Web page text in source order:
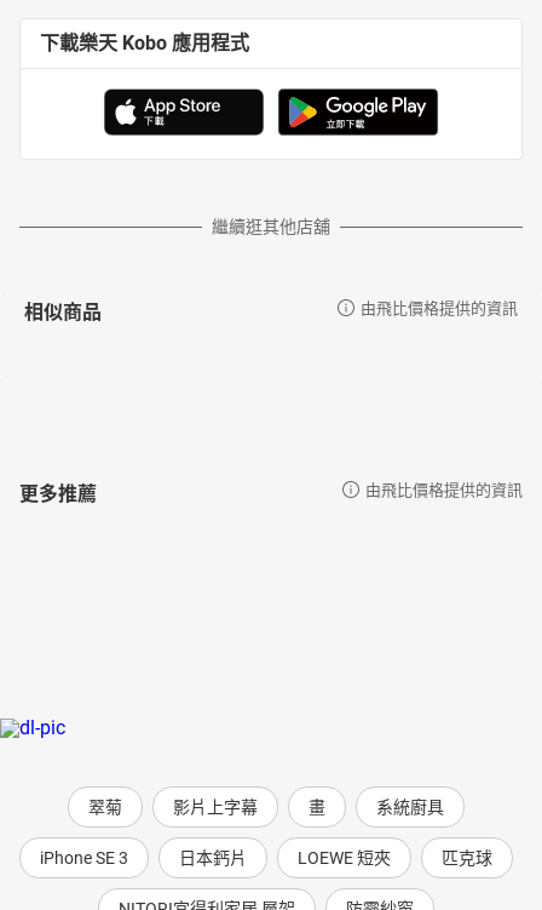
下載樂天 Kobo 應用程式
繼續逛其他店舖
相似商品 由飛比價格提供的資訊
更多推薦 由飛比價格提供的資訊
翠菊 影片上字幕 畫 系統廚具
iPhone SE 3 日本鈣片 LOEWE 短夾 匹克球